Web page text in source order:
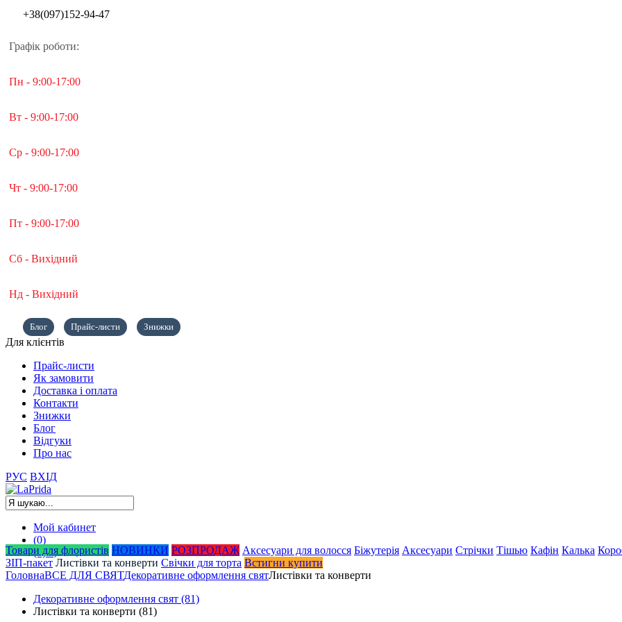
+38(097)152-94-47
Графік роботи:
Пн - 9:00-17:00
Вт - 9:00-17:00
Ср - 9:00-17:00
Чт - 9:00-17:00
Пт - 9:00-17:00
Сб - Вихідний
Нд - Вихідний
Блог Прайс-листи Знижки
Для клієнтів
Прайс-листи
Як замовити
Доставка і оплата
Контакти
Знижки
Блог
Відгуки
Про нас
РУС ВХІД
Мой кабинет
(0)
(0) 0,00грн.
Товари для флористів НОВИНКИ РОЗПРОДАЖ Аксесуари для волосся Біжутерія Аксесуари Стрiчки Тішью Кафін Калька
ЗІП-пакет Листівки та конверти Свічки для торта Встигни купити
ГоловнаВСЕ ДЛЯ СВЯТДекоративне оформлення святЛистівки та конверти
Декоративне оформлення свят (81)
Листівки та конверти (81)